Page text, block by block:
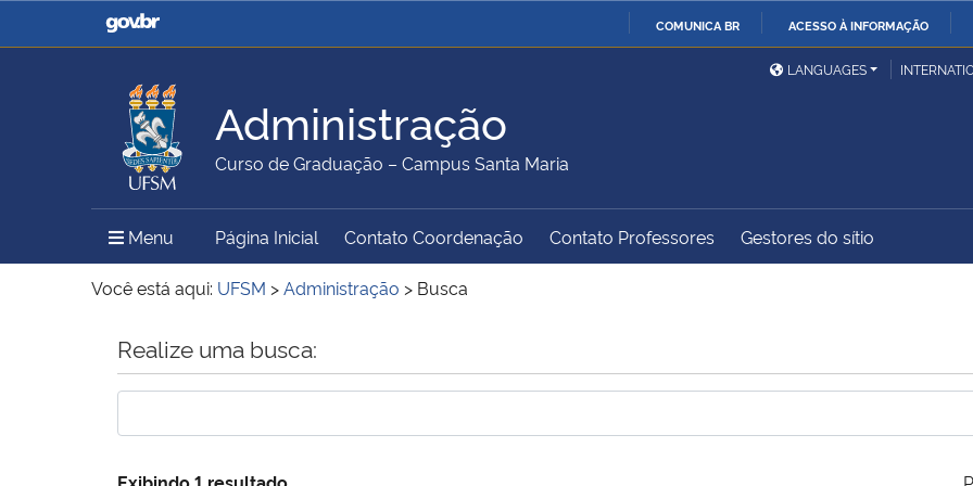
COMUNICA BR ACESSO À INFORMAÇÃO
Casa Civil
Ministério da Justiça e
Ministério da Defesa
Ministério das Relações
Exteriores
Ministério da Agricultura,
Pecuária e Abastecimento
Ministério da Educação
Ministério do Meio Ambiente Ministério do Turismo
Ministério do
Controladoria-Geral da
LANGUAGES
Administração
Curso de Graduação – Campus Santa Maria
Menu Menu Principal do Sítio
Página Inicial Contato Coordenação Contato Professores Gestores do sítio
Você está aqui: UFSM >Administração > Busca
Início do conteúdo
Realize uma busca:
Exibindo 1 resultado